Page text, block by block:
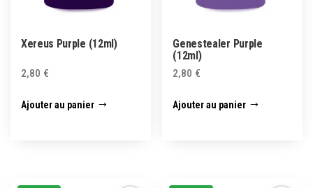
Xereus Purple (12ml)
2,80 €
Ajouter au panier
Genestealer Purple
(12ml)
2,80 €
Ajouter au panier